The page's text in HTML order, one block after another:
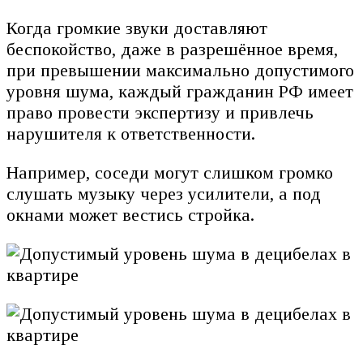
Когда громкие звуки доставляют
беспокойство, даже в разрешённое время,
при превышении максимально допустимого
уровня шума, каждый гражданин РФ имеет
право провести экспертизу и привлечь
нарушителя к ответственности.
Например, соседи могут слишком громко
слушать музыку через усилители, а под
окнами может вестись стройка.